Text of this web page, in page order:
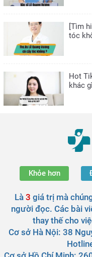
[Tìm
tóc
Hot
khác
Khỏe hơn
Là 3 giá trị mà
người đọc. Các bài
thay thế cho
Cơ sở Hà Nội: 38